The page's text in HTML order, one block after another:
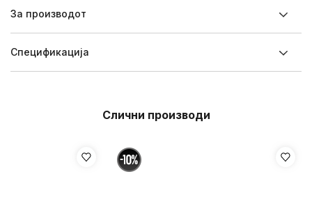
За производот
Спецификацијa
Слични производи